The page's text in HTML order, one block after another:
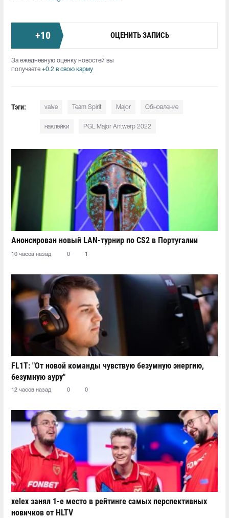
+10 ОЦЕНИТЬ ЗАПИСЬ
За ежедневную оценку новостей вы
получаете +0.2 в свою карму
Тэги: valve Team Spirit Major Обновление
наклейки PGL Major Antwerp 2022
Анонсирован новый LAN-турнир по CS2 в Португалии
10 часов назад 0 1
FL1T: "От новой команды чувствую безумную энергию,
безумную ауру"
12 часов назад 0 0
xelex⁠ занял 1-е место в рейтинге самых перспективных
новичков от HLTV